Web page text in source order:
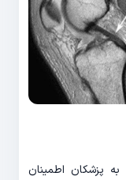
پزشکان اطمینان